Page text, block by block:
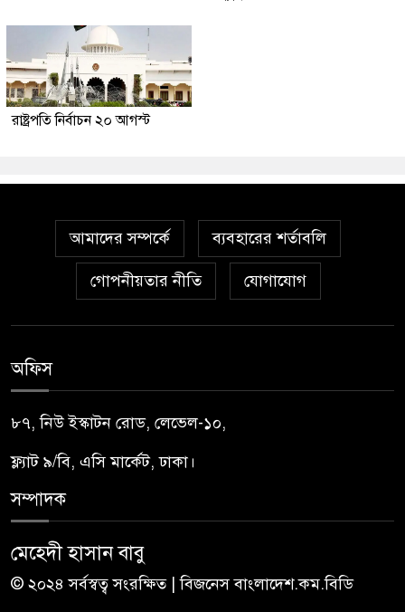
রাষ্ট্রপতি নির্বাচন ২০ আগস্ট
আমাদের সম্পর্কে ব্যবহারের শর্তাবলি
গোপনীয়তার নীতি যোগাযোগ
অফিস
৮৭, নিউ ইস্কাটন রোড, লেভেল-১০,
ফ্ল্যাট ৯/বি, এসি মার্কেট, ঢাকা।
সম্পাদক
মেহেদী হাসান বাবু
© ২০২৪ সর্বস্বত্ব সংরক্ষিত | বিজনেস বাংলাদেশ.কম.বিডি